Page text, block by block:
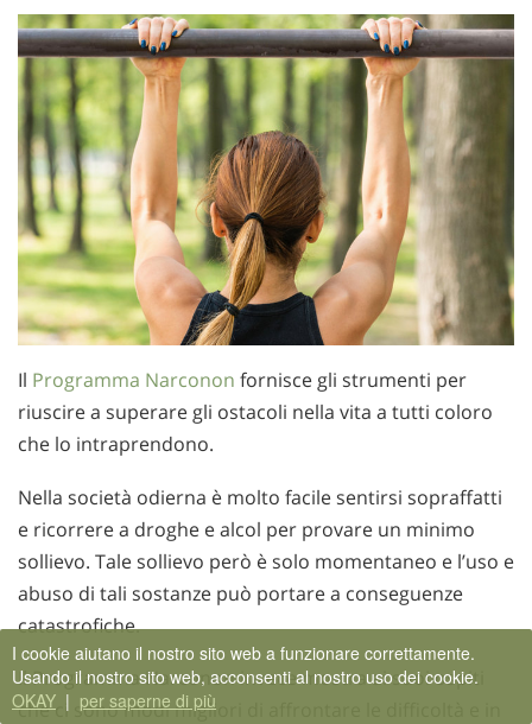
Il Programma Narconon fornisce gli strumenti per
riuscire a superare gli ostacoli nella vita a tutti coloro
che lo intraprendono.
Nella società odierna è molto facile sentirsi sopraffatti
e ricorrere a droghe e alcol per provare un minimo
sollievo. Tale sollievo però è solo momentaneo e l’uso e
abuso di tali sostanze può portare a conseguenze
catastrofiche.
Il Programma Narconon invece mostra ai suoi ospiti
che ci sono modi migliori di affrontare le difficoltà e in
I cookie aiutano il nostro sito web a funzionare correttamente.
Usando il nostro sito web, acconsenti al nostro uso dei cookie.
OKAY | per saperne di più